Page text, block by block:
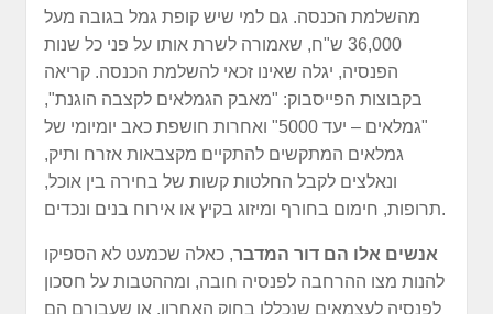
מהשלמת הכנסה. גם למי שיש קופת גמל בגובה מעל
36,000 ש"ח, שאמורה לשרת אותו על פני כל שנות
הפנסיה, יגלה שאינו זכאי להשלמת הכנסה. קריאה
בקבוצות הפייסבוק: "מאבק הגמלאים לקצבה הוגנת",
"גמלאים – יעד 5000" ואחרות חושפת כאב יומיומי של
גמלאים המתקשים להתקיים מקצבאות אזרח ותיק,
ונאלצים לקבל החלטות קשות של בחירה בין אוכל,
תרופות, חימום בחורף ומיזוג בקיץ או אירוח בנים ונכדים.
אנשים אלו הם דור המדבר, כאלה שכמעט לא הספיקו
להנות מצו ההרחבה לפנסיה חובה, ומההטבות על חסכון
לפנסיה לעצמאים שנכללו בחוק האחרון, או שעבורם הם